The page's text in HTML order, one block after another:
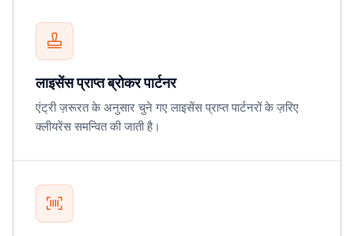
लाइसेंस प्राप्त ब्रोकर पार्टनर
एंट्री ज़रूरत के अनुसार चुने गए लाइसेंस प्राप्त पार्टनरों के ज़रिए
क्लीयरेंस समन्वित की जाती है।